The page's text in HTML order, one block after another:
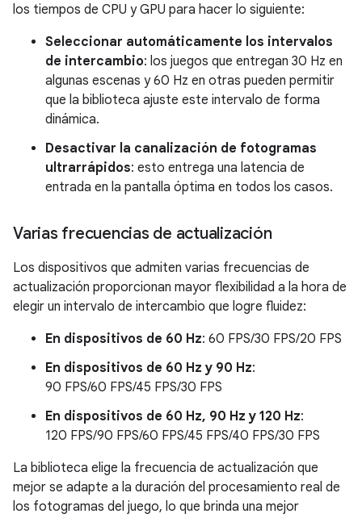
los tiempos de CPU y GPU para hacer lo siguiente:
Seleccionar automáticamente los intervalos
de intercambio: los juegos que entregan 30 Hz en
algunas escenas y 60 Hz en otras pueden permitir
que la biblioteca ajuste este intervalo de forma
dinámica.
Desactivar la canalización de fotogramas
ultrarrápidos: esto entrega una latencia de
entrada en la pantalla óptima en todos los casos.
Varias frecuencias de actualización
Los dispositivos que admiten varias frecuencias de
actualización proporcionan mayor flexibilidad a la hora de
elegir un intervalo de intercambio que logre fluidez:
En dispositivos de 60 Hz: 60 FPS/30 FPS/20 FPS
En dispositivos de 60 Hz y 90 Hz:
90 FPS/60 FPS/45 FPS/30 FPS
En dispositivos de 60 Hz, 90 Hz y 120 Hz:
120 FPS/90 FPS/60 FPS/45 FPS/40 FPS/30 FPS
La biblioteca elige la frecuencia de actualización que
mejor se adapte a la duración del procesamiento real de
los fotogramas del juego, lo que brinda una mejor